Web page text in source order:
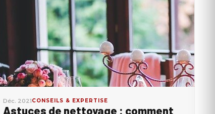
Déc. 2021CONSEILS & EXPERTISE
Astuces de nettoyage : comment